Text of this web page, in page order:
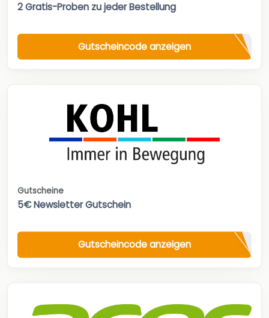
2 Gratis-Proben zu jeder Bestellung
Gutscheincode anzeigen
Gutscheine
5€ Newsletter Gutschein
Gutscheincode anzeigen